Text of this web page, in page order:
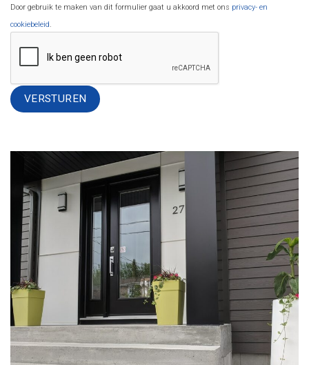
Door gebruik te maken van dit formulier gaat u akkoord met ons privacy- en
cookiebeleid.